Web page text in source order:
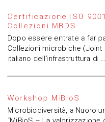
Certificazione ISO
Collezioni MBDS
Dopo essere entrate a far
Collezioni microbiche (Joint
italiano dell’infrastruttura di …
Workshop MiBioS
Microbiodiversità, a Nuoro